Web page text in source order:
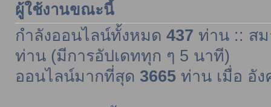
ผู้ใช้งานขณะนี้
กำลังออนไลน์ทั้งหมด 437 ท่าน :: ส
ท่าน (มีการอัปเดททุก ๆ 5 นาที)
ออนไลน์มากที่สุด 3665ท่าน เมื่อ อัง